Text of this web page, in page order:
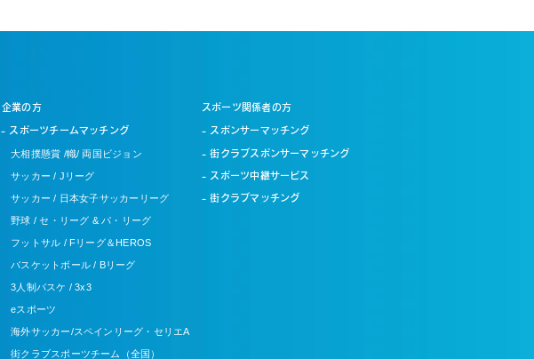
企業の方
- スポーツチームマッチング
大相撲懸賞 /幟/ 両国ビジョン
サッカー / Jリーグ
サッカー / 日本女子サッカーリーグ
野球 / セ・リーグ & パ・リーグ
フットサル / Fリーグ＆HEROS
バスケットボール / Bリーグ
3人制バスケ / 3x3
eスポーツ
海外サッカー/スペインリーグ・セリエA
街クラブスポーツチーム（全国）
スポーツ関係者の方
- スポンサーマッチング
- 街クラブスポンサーマッチング
- スポーツ中継サービス
- 街クラブマッチング